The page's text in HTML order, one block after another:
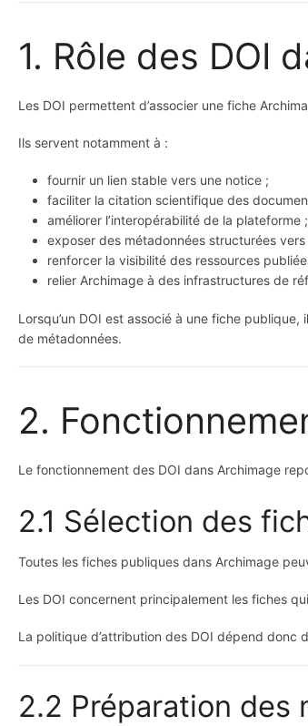
1. Rôle des DOI
Les DOI permettent d’associer une fiche
Ils servent notamment à :
fournir un lien stable vers une notice ;
faciliter la citation scientifique des
améliorer l’interopérabilité de la plateforme ;
exposer des métadonnées structurées vers
renforcer la visibilité des ressources
relier Archimage à des infrastructures de
Lorsqu’un DOI est associé à une fiche
de métadonnées.
2.
Le fonctionnement des DOI dans Archimage
2.1 Sélection des
Toutes les fiches publiques dans Archimage
Les DOI concernent principalement les fiches
La politique d’attribution des DOI dépend donc
2.2 Préparation des